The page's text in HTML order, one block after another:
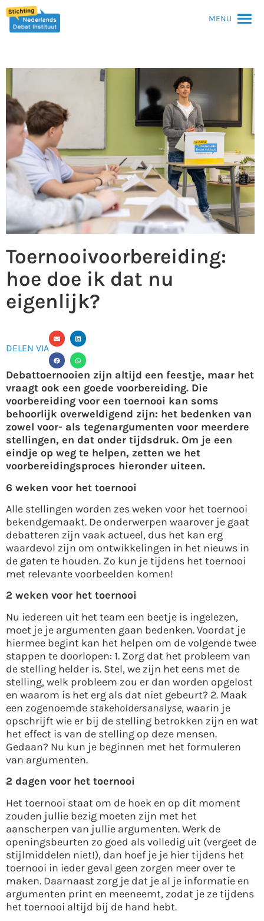
MENU
Toernooivoorbereiding:
hoe doe ik dat nu
eigenlijk?
DELEN VIA
Debattoernooien zijn altijd een feestje, maar het
vraagt ook een goede voorbereiding. Die
voorbereiding voor een toernooi kan soms
behoorlijk overweldigend zijn: het bedenken van
zowel voor- als tegenargumenten voor meerdere
stellingen, en dat onder tijdsdruk. Om je een
eindje op weg te helpen, zetten we het
voorbereidingsproces hieronder uiteen.
6 weken voor het toernooi
Alle stellingen worden zes weken voor het toernooi
bekendgemaakt. De onderwerpen waarover je gaat
debatteren zijn vaak actueel, dus het kan erg
waardevol zijn om ontwikkelingen in het nieuws in
de gaten te houden. Zo kun je tijdens het toernooi
met relevante voorbeelden komen!
2 weken voor het toernooi
Nu iedereen uit het team een beetje is ingelezen,
moet je je argumenten gaan bedenken. Voordat je
hiermee begint kan het helpen om de volgende twee
stappen te doorlopen: 1. Zorg dat het probleem van
de stelling helder is. Stel, we zijn het eens met de
stelling, welk probleem zou er dan worden opgelost
en waarom is het erg als dat niet gebeurt? 2. Maak
een zogenoemde stakeholdersanalyse, waarin je
opschrijft wie er bij de stelling betrokken zijn en wat
het effect is van de stelling op deze mensen.
Gedaan? Nu kun je beginnen met het formuleren
van argumenten.
2 dagen voor het toernooi
Het toernooi staat om de hoek en op dit moment
zouden jullie bezig moeten zijn met het
aanscherpen van jullie argumenten. Werk de
openingsbeurten zo goed als volledig uit (vergeet de
stijlmiddelen niet!), dan hoef je je hier tijdens het
toernooi in ieder geval geen zorgen meer over te
maken. Daarnaast zorg je dat je al je informatie en
argumenten print en meeneemt, zodat je ze tijdens
het toernooi altijd bij de hand hebt.